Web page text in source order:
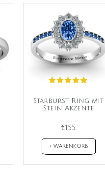
Starburst Ring mit
Stein Akzente
€155
+ WARENKORB